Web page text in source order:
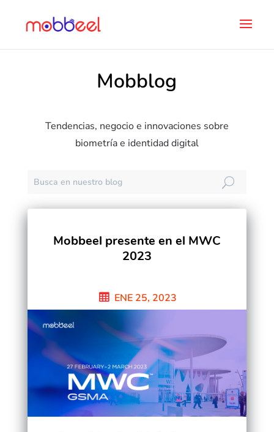
Mobblog
Tendencias, negocio e innovaciones sobre
biometría e identidad digital
Mobbeel presente en el MWC
2023
ENE 25, 2023